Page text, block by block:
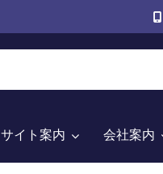
サイト案内 会社案内